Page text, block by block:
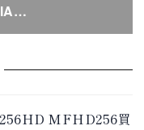
MFHD256買